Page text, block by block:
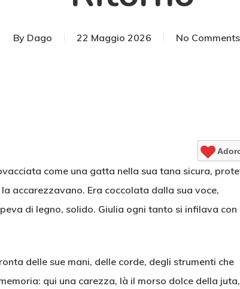
By Dago 22 Maggio 2026 No Comments
come una gatta nella sua tana sicura,
accarezzavano. Era coccolata dalla sua voce,
di legno, solido. Giulia ogni tanto si infilava con
delle sue mani, delle corde, degli strumenti che
qui una carezza, là il morso dolce della